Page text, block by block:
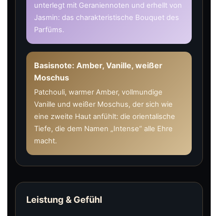
unterlegt mit Geraniennoten und erhellt von
Jasmin: das charakteristische Bouquet des
Parfüms.
Basisnote: Amber, Vanille, weißer
Moschus
Patchouli, warmer Amber, vollmundige
Vanille und weißer Moschus, der sich wie
eine zweite Haut anfühlt: die orientalische
Tiefe, die dem Namen „Intense“ alle Ehre
macht.
Leistung & Gefühl